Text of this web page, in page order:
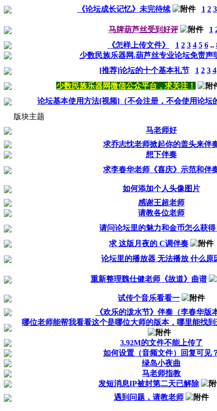
《论坛成长记忆》未完待续
1 2 3
马牌葫芦丝受到好评 1
《怎样上传文件》
1 2 3 4 5 6..
少数民族乐器网.葫芦丝专业论坛免责声
[推荐]论坛的十个基本礼节
1 2 3 4
少数民族乐器网微信公众平台，求关注！
论坛基本使用方法[视频]（不会注册，不会使用论坛
版块主题
马老师好
求乔志忱老师掀起你的盖头来伴
想下伴奏
求李春华老师《喜庆》示范和伴
如何添加个人头像图片
感谢王超老师
请教各位老师
请问论坛里的魅力和金币怎么获得
求 这版月夜的 C调伴奏
论坛里的播放器 无法播放 什么原
重新整理魏仕健老师《故道》曲谱
试传个音乐看看一
《欢乐的泼水节》伴奏（李春华版
哪位老师能帮我看看这个是哪位大师的版本，哪里能找
3.92M的文件不能上传了
如何设置（音频文件）回复可见
绿岛小夜曲
马老师指教
发短消息IP被封第二天已解除
遇到问题，请教老师